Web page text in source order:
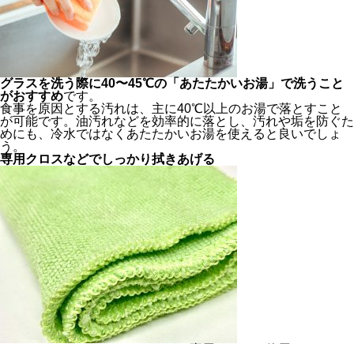
グラスを洗う際に40〜45℃の「あたたかいお湯」で洗うこと
がおすすめです。
食事を原因とする汚れは、主に40℃以上のお湯で落とすこと
が可能です。油汚れなどを効率的に落とし、汚れや垢を防ぐた
めにも、冷水ではなくあたたかいお湯を使えると良いでしょ
う。
専用クロスなどでしっかり拭きあげる